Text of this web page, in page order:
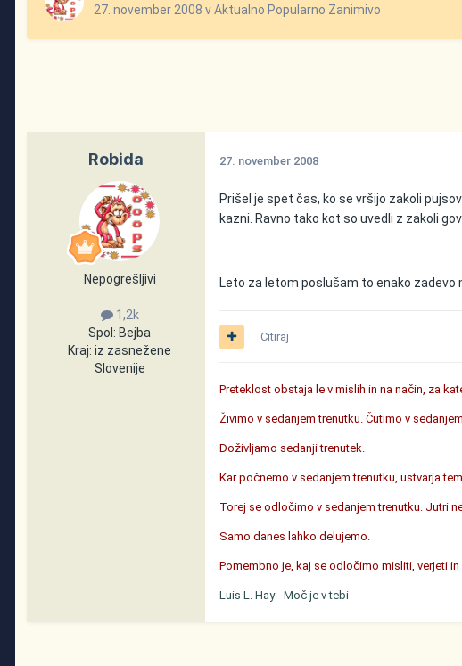
27. november 2008 vAktualno Popularno Zanimivo
Robida
Nepogrešljivi
1,2k
Spol: Bejba
Kraj: iz zasnežene
Slovenije
27. november 2008
Prišel je spet čas, ko se vršijo zakoli
kazni. Ravno tako kot so uvedli z zakoli
Leto za letom poslušam to enako zadevo
Citiraj
Preteklost obstaja le v mislih in na način, za
Živimo v sedanjem trenutku. Čutimo v
Doživljamo sedanji trenutek.
Kar počnemo v sedanjem trenutku, ustvarja
Torej se odločimo v sedanjem trenutku. Jutri
Samo danes lahko delujemo.
Pomembno je, kaj se odločimo misliti, verjeti in
Luis L. Hay - Moč je v tebi